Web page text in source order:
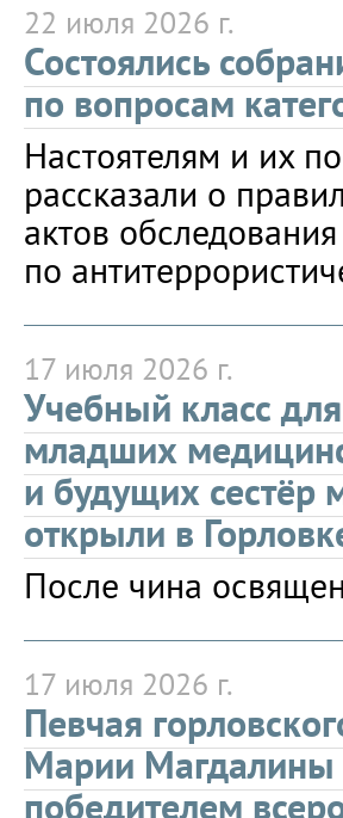
22 июля 2026 г.
Состоялись
по вопросам
Настоятелям и их
рассказали о
актов
по
17 июля 2026 г.
Учебный класс
младших
и будущих сестёр
открыли в
После чина
17 июля 2026 г.
Певчая
Марии Магдалины
победителем